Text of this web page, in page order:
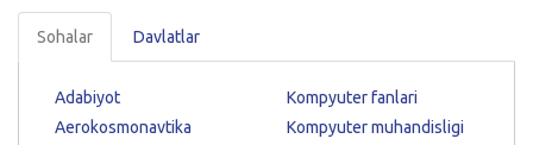
Sohalar Davlatlar
Adabiyot
Aerokosmonavtika
Kompyuter fanlari
Kompyuter muhandisligi